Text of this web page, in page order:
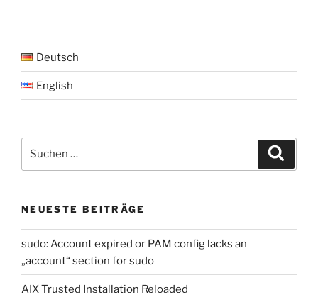
Deutsch
English
nach:
NEUESTE BEITRÄGE
sudo: Account expired or PAM config lacks an
„account“ section for sudo
AIX Trusted Installation Reloaded